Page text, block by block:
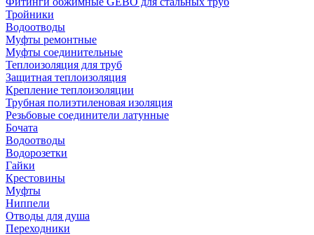
Тройники
Водоотводы
Муфты ремонтные
Муфты соединительные
Теплоизоляция для труб
Защитная теплоизоляция
Крепление теплоизоляции
Трубная полиэтиленовая изоляция
Резьбовые соединители латунные
Бочата
Водоотводы
Водорозетки
Гайки
Крестовины
Муфты
Ниппели
Отводы для душа
Переходники